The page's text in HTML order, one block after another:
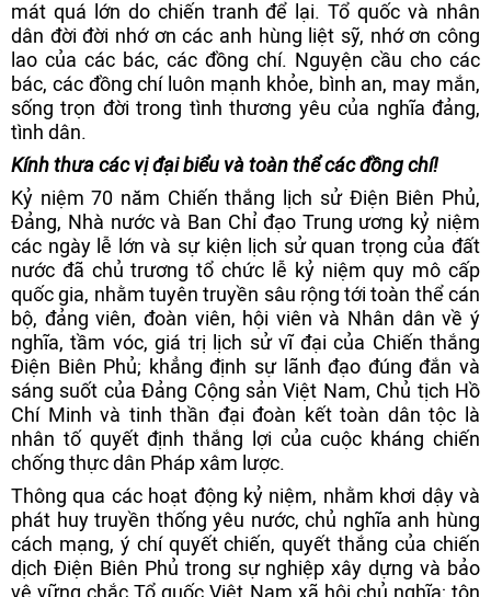
mát quá lớn do chiến tranh để lại. Tổ quốc và nhân
dân đời đời nhớ ơn các anh hùng liệt sỹ, nhớ ơn công
lao của các bác, các đồng chí. Nguyện cầu cho các
bác, các đồng chí luôn mạnh khỏe, bình an, may mắn,
sống trọn đời trong tình thương yêu của nghĩa đảng,
tình dân.
Kính thưa các vị đại biểu và toàn thể các đồng chí!
Kỷ niệm 70 năm Chiến thắng lịch sử Điện Biên Phủ,
Đảng, Nhà nước và Ban Chỉ đạo Trung ương kỷ niệm
các ngày lễ lớn và sự kiện lịch sử quan trọng của đất
nước đã chủ trương tổ chức lễ kỷ niệm quy mô cấp
quốc gia, nhằm tuyên truyền sâu rộng tới toàn thể cán
bộ, đảng viên, đoàn viên, hội viên và Nhân dân về ý
nghĩa, tầm vóc, giá trị lịch sử vĩ đại của Chiến thắng
Điện Biên Phủ; khẳng định sự lãnh đạo đúng đắn và
sáng suốt của Đảng Cộng sản Việt Nam, Chủ tịch Hồ
Chí Minh và tinh thần đại đoàn kết toàn dân tộc là
nhân tố quyết định thắng lợi của cuộc kháng chiến
chống thực dân Pháp xâm lược.
Thông qua các hoạt động kỷ niệm, nhằm khơi dậy và
phát huy truyền thống yêu nước, chủ nghĩa anh hùng
cách mạng, ý chí quyết chiến, quyết thắng của chiến
dịch Điện Biên Phủ trong sự nghiệp xây dựng và bảo
vệ vững chắc Tổ quốc Việt Nam xã hội chủ nghĩa; tôn